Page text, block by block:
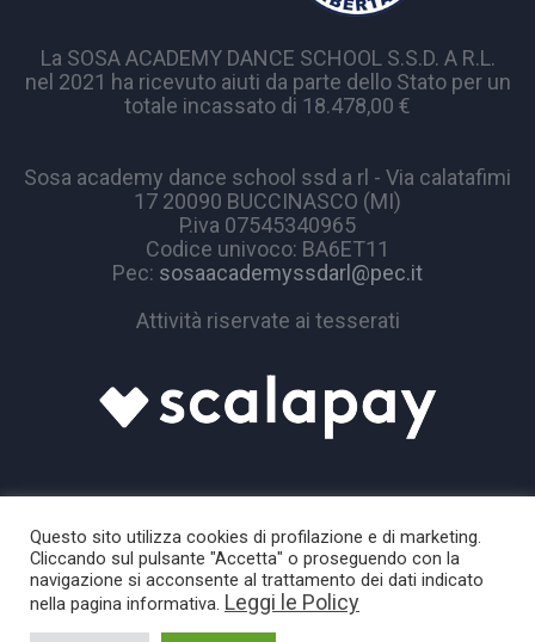
La SOSA ACADEMY DANCE SCHOOL S.S.D. A R.L.
nel 2021 ha ricevuto aiuti da parte dello Stato per un
totale incassato di 18.478,00 €
Sosa academy dance school ssd a rl - Via calatafimi
17 20090 BUCCINASCO (MI)
P.iva 07545340965
Codice univoco: BA6ET11
Pec: sosaacademyssdarl@pec.it
Attività riservate ai tesserati
Sosa Academy © 2024 / All Rights Reserved
Questo sito utilizza cookies di profilazione e di marketing.
Cliccando sul pulsante "Accetta" o proseguendo con la
navigazione si acconsente al trattamento dei dati indicato
nella pagina informativa. Leggi le Policy